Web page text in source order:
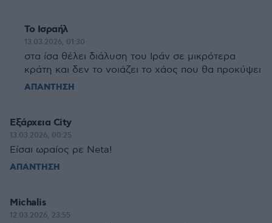
Το Ισραήλ
13.03.2026, 01:30
στα ίσα θέλει διάλυση του Ιράν σε μικρότερα
κράτη και δεν το νοιάζει το χάος που θα προκύψει
ΑΠΑΝΤΗΣΗ
Εξάρχεια City
13.03.2026, 00:25
Είσαι ωραίος ρε Neta!
ΑΠΑΝΤΗΣΗ
Michalis
12.03.2026, 23:55